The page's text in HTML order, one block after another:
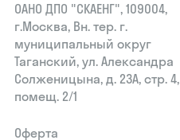
ОАНО ДПО "СКАЕНГ", 109004,
г.Москва, Вн. тер. г.
муниципальный округ
Таганский, ул. Александра
Солженицына, д. 23А, стр. 4,
помещ. 2/1
Оферта